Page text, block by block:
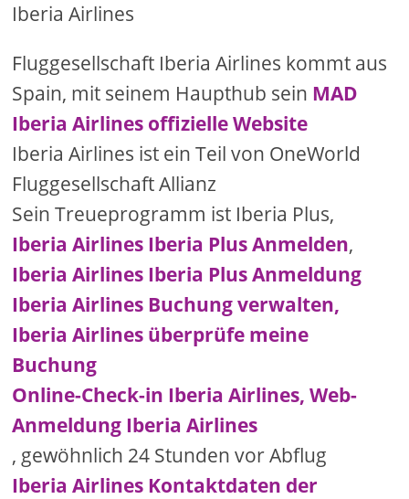
Iberia Airlines
Fluggesellschaft Iberia Airlines kommt aus
Spain, mit seinem Haupthub sein MAD
Iberia Airlines offizielle Website
Iberia Airlines ist ein Teil von OneWorld
Fluggesellschaft Allianz
Sein Treueprogramm ist Iberia Plus,
Iberia Airlines Iberia Plus Anmelden,
Iberia Airlines Iberia Plus Anmeldung
Iberia Airlines Buchung verwalten,
Iberia Airlines überprüfe meine
Buchung
Online-Check-in Iberia Airlines, Web-
Anmeldung Iberia Airlines
, gewöhnlich 24 Stunden vor Abflug
Iberia Airlines Kontaktdaten der